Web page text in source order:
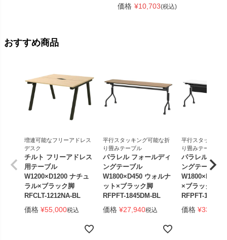
価格 ¥10,703(税込)
おすすめ商品
増連可能なフリーアドレス
デスク
チルト フリーアドレス
用テーブル
W1200×D1200 ナチュ
ラル×ブラック脚
RFCLT-1212NA-BL
価格 ¥55,000税込
平行スタッキング可能な折
り畳みテーブル
パラレル フォールディ
ングテーブル
W1800×D450 ウォルナ
ット×ブラック脚
RFPFT-1845DM-BL
価格 ¥27,940税込
平行スタッキン
り畳みテーブル
パラレル フォ
ングテーブル
W1800×D450
×ブラック脚
RFPFT-
価格 ¥33,440